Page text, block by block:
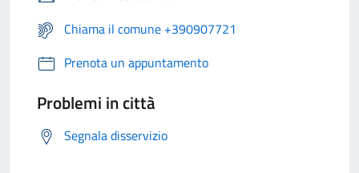
Chiama il comune +390907721
Prenota un appuntamento
Problemi in città
Segnala disservizio